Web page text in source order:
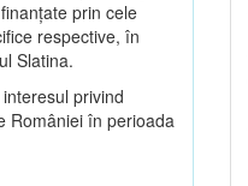
prin cele
respective, în
Slatina.
privind
României în perioada